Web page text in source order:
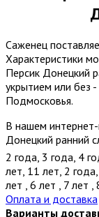
Саженец
Характеристики
Персик Донецкий
укрытием или без
Подмосковья.
В нашем
Донецкий ранний
2 года, 3 года, 4
лет, 11 лет, 2 года,
лет , 6 лет , 7 лет ,
Оплата и доставка
Варианты